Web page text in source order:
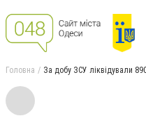
Головна За добу ЗСУ ліквідували